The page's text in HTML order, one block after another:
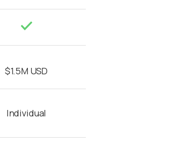
$1.5M USD
Individual